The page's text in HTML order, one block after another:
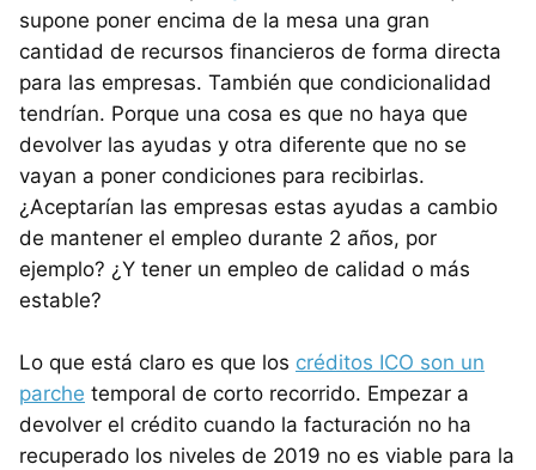
supone poner encima de la mesa una gran
cantidad de recursos financieros de forma directa
para las empresas. También que condicionalidad
tendrían. Porque una cosa es que no haya que
devolver las ayudas y otra diferente que no se
vayan a poner condiciones para recibirlas.
¿Aceptarían las empresas estas ayudas a cambio
de mantener el empleo durante 2 años, por
ejemplo? ¿Y tener un empleo de calidad o más
estable?
Lo que está claro es que los créditos ICO son un
parche temporal de corto recorrido. Empezar a
devolver el crédito cuando la facturación no ha
recuperado los niveles de 2019 no es viable para la